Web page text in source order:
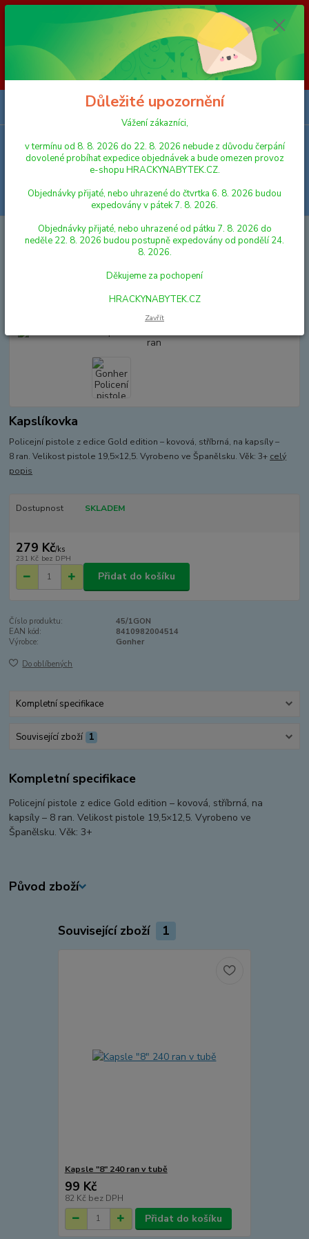
Vážení zákazníci, v termínu od 8. 8. 2026 do 23. 8. 2026 nebude z
důvodu čerpání dovolené probíhat expedice objednávek a bude omezen
provoz e-shopu HRACKYNABYTEK.CZ. Objednávky přijaté, nebo
uhrazené do čtvrtka 6. 8. 2026 budou expedovány v pátek 7. 8. 2026.
Objednávky přijaté, nebo uhrazené od pátku 7. 8. 2026 do neděle 23. 8.
2026 budou postupně expedovány od pondělí 24. 8. 2026. Děkujeme za
pochopení HRACKYNABYTEK.CZ
Menu
Hledat
DĚTSKÉ ZBRANĚ
Gonher Policení pistole Gold colection stříbrná
kovová 8 ran
Gonher Policení pistole Gold
colection stříbrná kovová 8 ran
Kapslíkovka
Policejní pistole z edice Gold edition – kovová, stříbrná, na kapsíly –
8 ran. Velikost pistole 19,5×12,5. Vyrobeno ve Španělsku. Věk: 3+ celý
popis
Dostupnost SKLADEM
279 Kč/ks
231 Kč bez DPH
Přidat do košíku
Číslo produktu:
45/1GON
EAN kód:
8410982004514
Výrobce:
Gonher
Do oblíbených
Kompletní specifikace
Související zboží 1
Kompletní specifikace
Policejní pistole z edice Gold edition – kovová, stříbrná, na
kapsíly – 8 ran. Velikost pistole 19,5×12,5. Vyrobeno ve
Španělsku. Věk: 3+
Původ zboží
Související zboží 1
Kapsle "8" 240 ran v tubě
99 Kč
82 Kč bez DPH
Přidat do košíku
Důležité upozornění
Vážení zákazníci,
v termínu od 8. 8. 2026 do 22. 8. 2026 nebude z důvodu čerpání
dovolené probíhat expedice objednávek a bude omezen provoz
e-shopu HRACKYNABYTEK.CZ.
Objednávky přijaté, nebo uhrazené do čtvrtka 6. 8. 2026 budou
expedovány v pátek 7. 8. 2026.
Objednávky přijaté, nebo uhrazené od pátku 7. 8. 2026 do
neděle 22. 8. 2026 budou postupně expedovány od pondělí 24.
8. 2026.
Děkujeme za pochopení
HRACKYNABYTEK.CZ
Zavřít